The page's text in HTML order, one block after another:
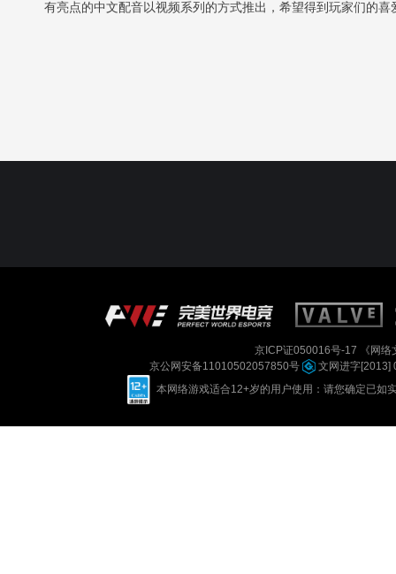
有亮点的中文配音以视频系列的方式推出，希望得到玩家们的喜
京ICP证050016号-17
《网
京公网安备11010502057850号
文网进字[2013]
本网络游戏适合12+岁的用户使用：请您确定已如